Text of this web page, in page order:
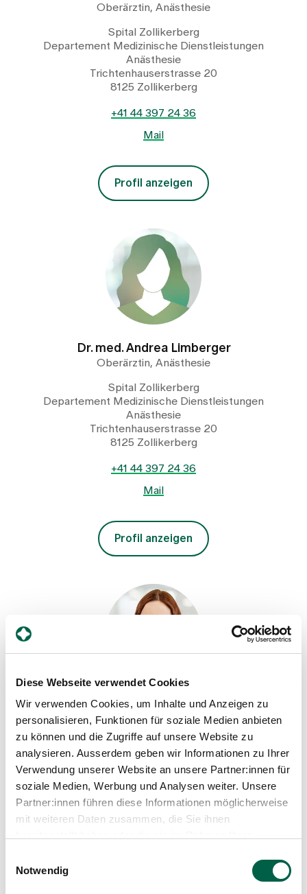
Diese Webseite verwendet Cookies
Wir verwenden Cookies, um Inhalte und Anzeigen zu
personalisieren, Funktionen für soziale Medien anbieten
zu können und die Zugriffe auf unsere Website zu
analysieren. Ausserdem geben wir Informationen zu Ihrer
Verwendung unserer Website an unsere Partner:innen für
soziale Medien, Werbung und Analysen weiter. Unsere
Partner:innen führen diese Informationen möglicherweise
mit weiteren Daten zusammen, die Sie ihnen
Notwendig
Oberärztin, Anästhesie
Spital Zollikerberg
Departement Medizinische Dienstleistungen
Anästhesie
Trichtenhauserstrasse 20
8125 Zollikerberg
+41 44 397 24 36
Mail
Profil anzeigen
Dr. med. Andrea Limberger
Oberärztin, Anästhesie
Spital Zollikerberg
Departement Medizinische Dienstleistungen
Anästhesie
Trichtenhauserstrasse 20
8125 Zollikerberg
+41 44 397 24 36
Mail
Profil anzeigen
Dr. med. Karen Rezzoug
Oberärztin, Anästhesie
Spital Zollikerberg
Departement Medizinische Dienstleistungen
Anästhesie
Trichtenhauserstrasse 20
8125 Zollikerberg
+41 44 397 24 36